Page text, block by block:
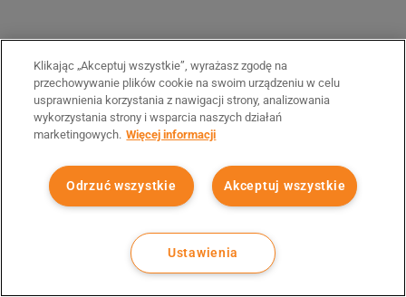
Klikając „Akceptuj wszystkie”, wyrażasz zgodę na
przechowywanie plików cookie na swoim urządzeniu w celu
usprawnienia korzystania z nawigacji strony, analizowania
wykorzystania strony i wsparcia naszych działań
marketingowych. Więcej informacji
Akceptuj wszystkie
Odrzuć wszystkie
Ustawienia